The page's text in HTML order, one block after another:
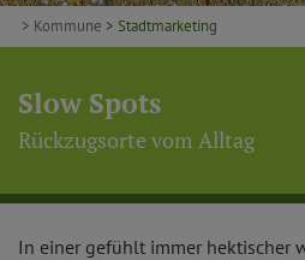
> Kommune > Stadtmarketing
Slow Spots
Rückzugsorte vom Alltag
In einer gefühlt immer hektischer